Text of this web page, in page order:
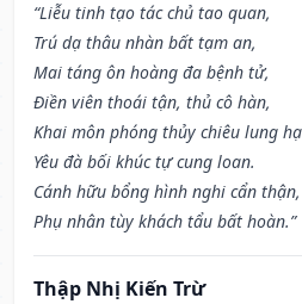
“Liễu tinh tạo tác chủ tao quan,
Trú dạ thâu nhàn bất tạm an,
Mai táng ôn hoàng đa bệnh tử,
Điền viên thoái tận, thủ cô hàn,
Khai môn phóng thủy chiêu lung
Yêu đà bối khúc tự cung loan.
Cánh hữu bổng hình nghi cẩn thận,
Phụ nhân tùy khách tẩu bất hoàn.”
Thập Nhị Kiến Trừ